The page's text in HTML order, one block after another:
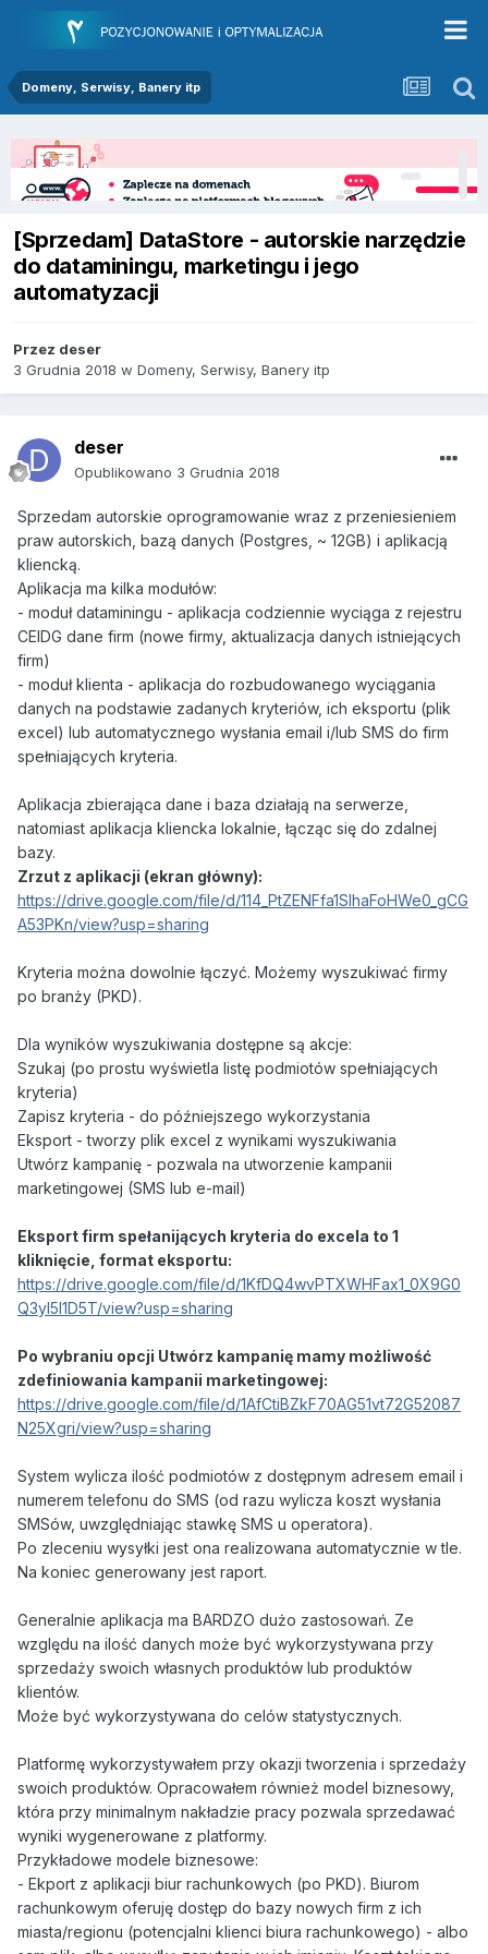
Domeny, Serwisy, Banery itp
[Sprzedam] DataStore - autorskie narzędzie
do dataminingu, marketingu i jego
automatyzacji
Przez deser
3 Grudnia 2018 w Domeny, Serwisy, Banery itp
deser
Opublikowano 3 Grudnia 2018
Sprzedam autorskie oprogramowanie wraz z przeniesieniem
praw autorskich, bazą danych (Postgres, ~ 12GB) i aplikacją
kliencką.
Aplikacja ma kilka modułów:
- moduł dataminingu - aplikacja codziennie wyciąga z rejestru
CEIDG dane firm (nowe firmy, aktualizacja danych istniejących
firm)
- moduł klienta - aplikacja do rozbudowanego wyciągania
danych na podstawie zadanych kryteriów, ich eksportu (plik
excel) lub automatycznego wysłania email i/lub SMS do firm
spełniających kryteria.
Aplikacja zbierająca dane i baza działają na serwerze,
natomiast aplikacja kliencka lokalnie, łącząc się do zdalnej
bazy.
Zrzut z aplikacji (ekran główny):
https://drive.google.com/file/d/114_PtZENFfa1SIhaFoHWe0_gCG
A53PKn/view?usp=sharing
Kryteria można dowolnie łączyć. Możemy wyszukiwać firmy
po branży (PKD).
Dla wyników wyszukiwania dostępne są akcje:
Szukaj (po prostu wyświetla listę podmiotów spełniających
kryteria)
Zapisz kryteria - do późniejszego wykorzystania
Eksport - tworzy plik excel z wynikami wyszukiwania
Utwórz kampanię - pozwala na utworzenie kampanii
marketingowej (SMS lub e-mail)
Eksport firm spełanijących kryteria do excela to 1
kliknięcie, format eksportu:
https://drive.google.com/file/d/1KfDQ4wvPTXWHFax1_0X9G0
Q3yl5I1D5T/view?usp=sharing
Po wybraniu opcji Utwórz kampanię mamy możliwość
zdefiniowania kampanii marketingowej:
https://drive.google.com/file/d/1AfCtiBZkF70AG51vt72G52087
N25Xgri/view?usp=sharing
System wylicza ilość podmiotów z dostępnym adresem email i
numerem telefonu do SMS (od razu wylicza koszt wysłania
SMSów, uwzględniając stawkę SMS u operatora).
Po zleceniu wysyłki jest ona realizowana automatycznie w tle.
Na koniec generowany jest raport.
Generalnie aplikacja ma BARDZO dużo zastosowań. Ze
względu na ilość danych może być wykorzystywana przy
sprzedaży swoich własnych produktów lub produktów
klientów.
Może być wykorzystywana do celów statystycznych.
Platformę wykorzystywałem przy okazji tworzenia i sprzedaży
swoich produktów. Opracowałem również model biznesowy,
która przy minimalnym nakładzie pracy pozwala sprzedawać
wyniki wygenerowane z platformy.
Przykładowe modele biznesowe:
- Ekport z aplikacji biur rachunkowych (po PKD). Biurom
rachunkowym oferuję dostęp do bazy nowych firm z ich
miasta/regionu (potencjalni klienci biura rachunkowego) - albo